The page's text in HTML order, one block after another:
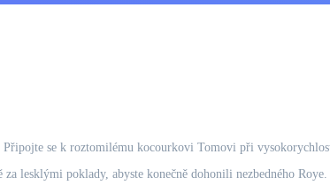
Připojte se k roztomilému kocourkovi Tomovi při
lesklými poklady, abyste konečně dohonili nezbedného